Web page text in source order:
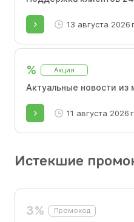
13 августа 2026
% Акция
Актуальные новости из
11 августа 2026 г.
Истекшие
3% Промокод